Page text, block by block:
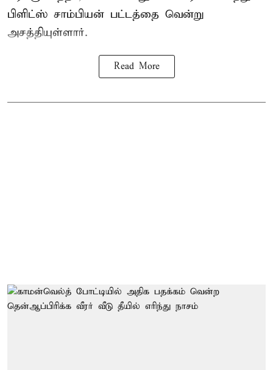
பிளிட்ஸ் சாம்பியன் பட்டத்தை வென்று
அசத்தியுள்ளார்.
Read More